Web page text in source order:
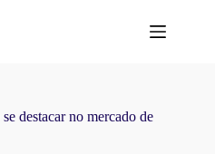
destacar no mercado de